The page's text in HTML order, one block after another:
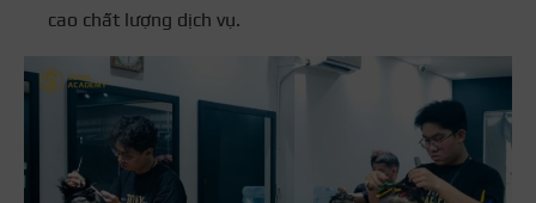
cao chất lượng dịch vụ.